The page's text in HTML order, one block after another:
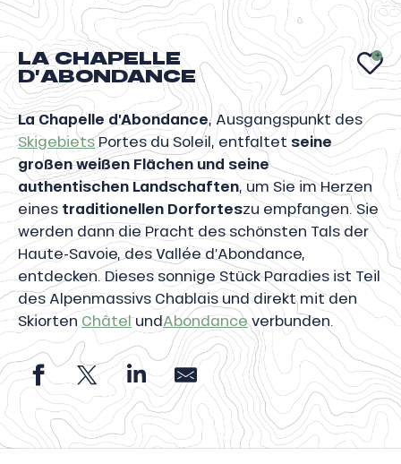
LA CHAPELLE
D’ABONDANCE
La Chapelle d’Abondance, Ausgangspunkt des
SkigebietsPortes du Soleil, entfaltet seine
großen weißen Flächen und seine
authentischen Landschaften, um Sie im Herzen
einestraditionellen Dorforteszu empfangen. Sie
werden dann die Pracht des schönsten Tals der
Haute-Savoie, des Vallée d’Abondance,
entdecken. Dieses sonnige Stück Paradies ist Teil
des Alpenmassivs Chablais und direkt mit den
Skiorten ChâtelundAbondanceverbunden.